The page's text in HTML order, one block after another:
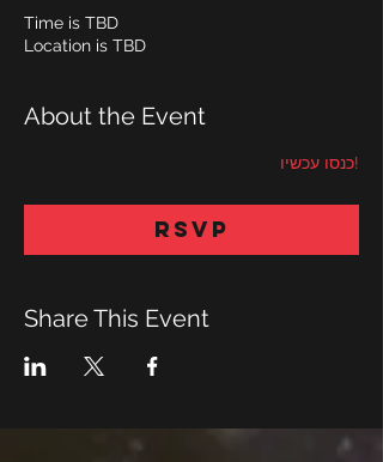
Time is TBD
Location is TBD
About the Event
!כנסו עכשיו
RSVP
Share This Event